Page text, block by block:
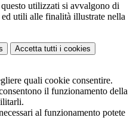
utilizzati si avvalgono di
utili alle finalità illustrate nella
Accetta tutti i cookies
quali cookie consentire.
il funzionamento della
al funzionamento potete